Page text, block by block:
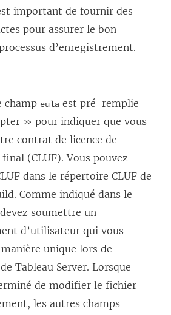
important de fournir des
pour assurer le bon
d’enregistrement.
champ eula est pré-remplie
» pour indiquer que vous
contrat de licence de
(CLUF). Vous pouvez
dans le répertoire CLUF de
Comme indiqué dans le
soumettre un
d’utilisateur qui vous
unique lors de
Tableau Server. Lorsque
de modifier le fichier
les autres champs